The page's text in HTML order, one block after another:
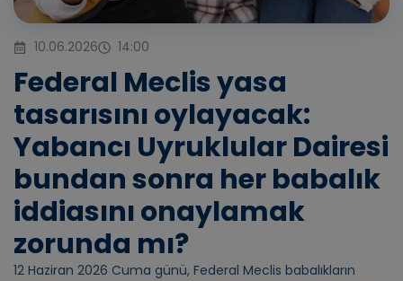
10.06.2026 14:00
Federal Meclis yasa
tasarısını oylayacak:
Yabancı Uyruklular Dairesi
bundan sonra her babalık
iddiasını onaylamak
zorunda mı?
12 Haziran 2026 Cuma günü, Federal Meclis babalıkların